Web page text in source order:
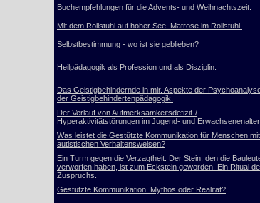
Buchempfehlungen für die Advents- und Weihnachtszeit.
Mit dem Rollstuhl auf hoher See. Matrose im Rollstuhl.
Selbstbestimmung - wo ist sie geblieben?
Heilpädagogik als Profession und als Disziplin.
Das Geistigbehindernde in mir. Aspekte der
der Geistigbehindertenpädagogik.
Der Verlauf von Aufmerksamkeitsdefizit-/
Hyperaktivitätstörungen im Jugend- und Erwachsenenalter.
Was leistet die Gestützte Kommunikation für Menschen mit
autistischen Verhaltensweisen?
Ein Turm gegen die Verzagtheit. Der Stein, den die
verworfen haben, ist zum Eckstein geworden. Ein Ritual
Zuspruchs.
Gestützte Kommunikation. Mythos oder Realität?